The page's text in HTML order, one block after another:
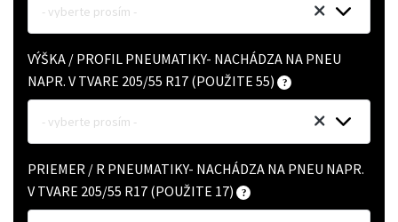
- vyberte prosím -
VÝŠKA / PROFIL PNEUMATIKY- NACHÁDZA NA PNEU
NAPR. V TVARE 205/55 R17 (POUŽITE 55)
- vyberte prosím -
PRIEMER / R PNEUMATIKY- NACHÁDZA NA PNEU NAPR.
V TVARE 205/55 R17 (POUŽITE 17)